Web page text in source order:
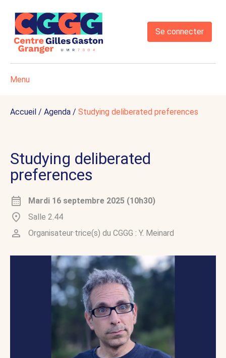
Se connecter
Menu
Accueil / Agenda / Studying deliberated preferences
Studying deliberated
preferences
Mardi 16 septembre 2025 (10h30)
Salle 2.44
Organisateur·trice(s) du CGGG : Y. Meinard